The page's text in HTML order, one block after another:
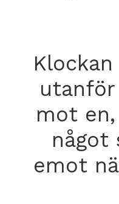
mot
något
emot